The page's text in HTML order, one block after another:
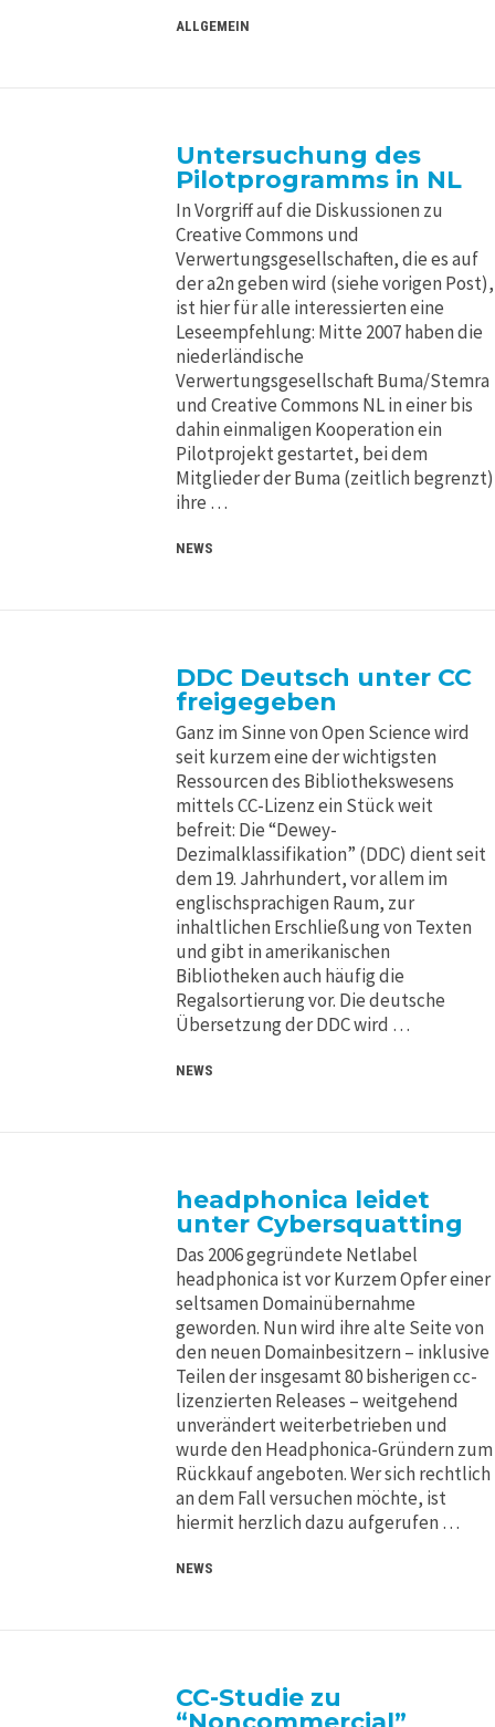
ALLGEMEIN
Untersuchung des
Pilotprogramms in NL
In Vorgriff auf die Diskussionen zu
Creative Commons und
Verwertungsgesellschaften, die es auf
der a2n geben wird (siehe vorigen Post),
ist hier für alle interessierten eine
Leseempfehlung: Mitte 2007 haben die
niederländische
Verwertungsgesellschaft Buma/Stemra
und Creative Commons NL in einer bis
dahin einmaligen Kooperation ein
Pilotprojekt gestartet, bei dem
Mitglieder der Buma (zeitlich begrenzt)
ihre …
NEWS
DDC Deutsch unter CC
freigegeben
Ganz im Sinne von Open Science wird
seit kurzem eine der wichtigsten
Ressourcen des Bibliothekswesens
mittels CC-Lizenz ein Stück weit
befreit: Die “Dewey-
Dezimalklassifikation” (DDC) dient seit
dem 19. Jahrhundert, vor allem im
englischsprachigen Raum, zur
inhaltlichen Erschließung von Texten
und gibt in amerikanischen
Bibliotheken auch häufig die
Regalsortierung vor. Die deutsche
Übersetzung der DDC wird …
NEWS
headphonica leidet
unter Cybersquatting
Das 2006 gegründete Netlabel
headphonica ist vor Kurzem Opfer einer
seltsamen Domainübernahme
geworden. Nun wird ihre alte Seite von
den neuen Domainbesitzern – inklusive
Teilen der insgesamt 80 bisherigen cc-
lizenzierten Releases – weitgehend
unverändert weiterbetrieben und
wurde den Headphonica-Gründern zum
Rückkauf angeboten. Wer sich rechtlich
an dem Fall versuchen möchte, ist
hiermit herzlich dazu aufgerufen …
NEWS
CC-Studie zu